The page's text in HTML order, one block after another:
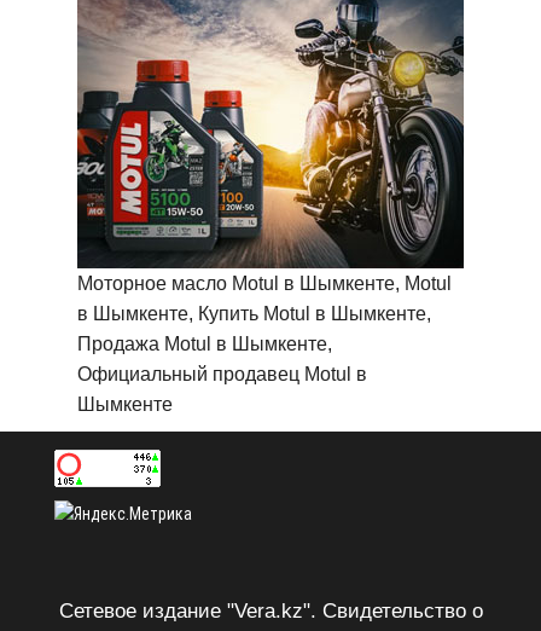
Моторное масло Motul в Шымкенте, Motul
в Шымкенте, Купить Motul в Шымкенте,
Продажа Motul в Шымкенте,
Официальный продавец Motul в
Шымкенте
Сетевое издание "Vera.kz". Свидетельство о